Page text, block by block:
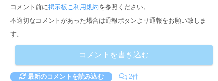
コメント前に掲示板ご利用規約を参照ください。
不適切なコメントがあった場合は通報ボタンより通報をお願い致しま
す。
コメントを書き込む
最新のコメントを読み込む 2件